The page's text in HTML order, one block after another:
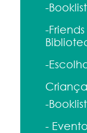
-
-
-
-
-